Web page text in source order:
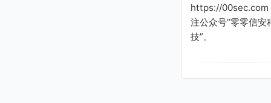
https://00sec.com
注公众号“零零信安
技”。